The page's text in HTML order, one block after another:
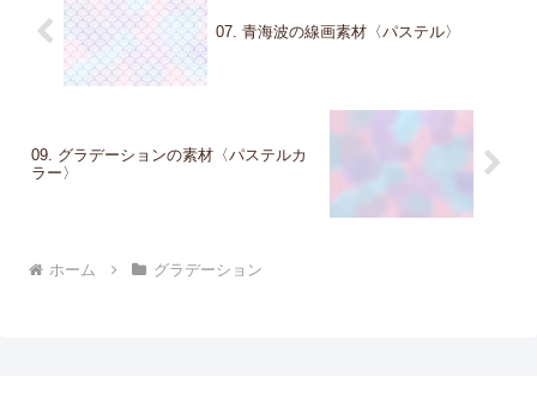
07. 青海波の線画素材〈パステル〉
09. グラデーションの素材〈パステルカ
ラー〉
ホーム グラデーション